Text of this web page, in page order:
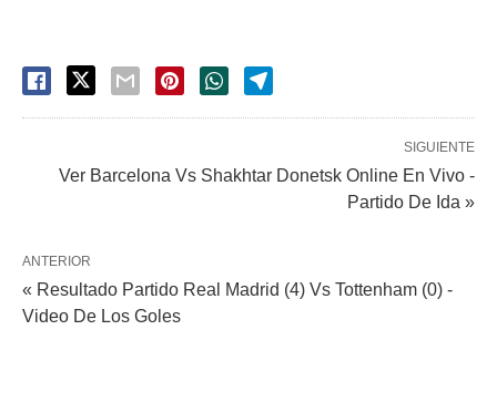
SIGUIENTE
Ver Barcelona Vs Shakhtar Donetsk Online En Vivo -
Partido De Ida »
ANTERIOR
« Resultado Partido Real Madrid (4) Vs Tottenham (0) -
Video De Los Goles